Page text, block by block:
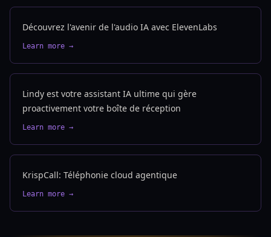
Découvrez l'avenir de l'audio IA avec ElevenLabs
Learn more →
Lindy est votre assistant IA ultime qui gère
proactivement votre boîte de réception
Learn more →
KrispCall: Téléphonie cloud agentique
Learn more →